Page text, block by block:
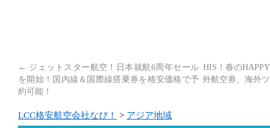
← ジェットスター航空！日本就航6周年セール
を開始！国内線＆国際線搭乗券を格安価格で予
約可能！
HIS！春の
外航空券、海外
LCC格安航空会社なび！ > アジア地域